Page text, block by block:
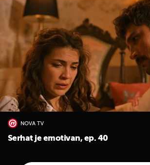
NOVA TV
Serhat je emotivan, ep. 40